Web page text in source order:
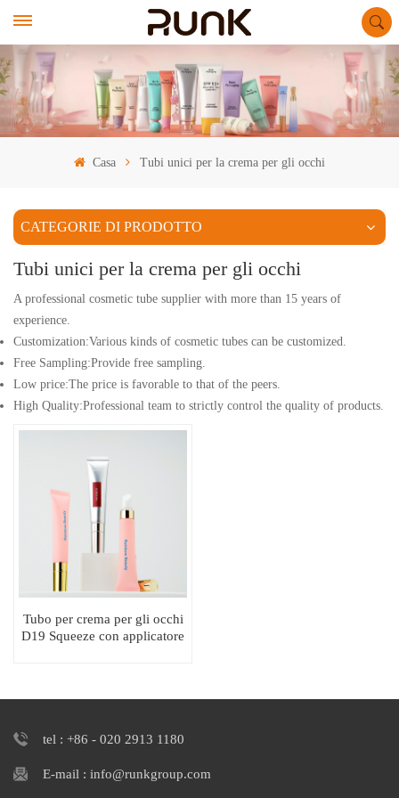
Casa Tubi unici per la crema per gli occhi
CATEGORIE DI PRODOTTO
Tubi unici per la crema per gli occhi
A professional cosmetic tube supplier with more than 15 years of
experience.
Customization:Various kinds of cosmetic tubes can be customized.
Free Sampling:Provide free sampling.
Low price:The price is favorable to that of the peers.
High Quality:Professional team to strictly control the quality of products.
Tubo per crema per gli occhi
D19 Squeeze con applicatore
tel : +86 - 020 2913 1180
E-mail : info@runkgroup.com